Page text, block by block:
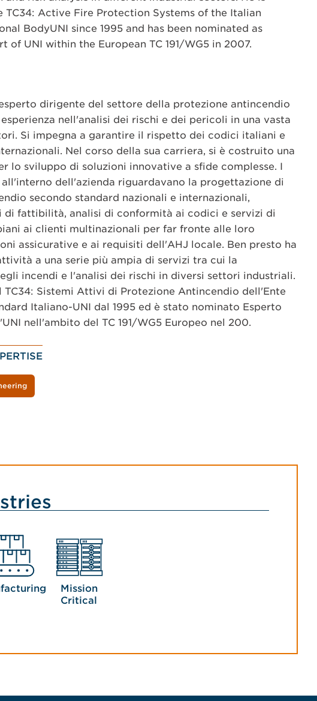
TC34: Active Fire Protection Systems of the Italian
BodyUNI since 1995 and has been nominated as
of UNI within the European TC 191/WG5 in 2007.
dirigente del settore della protezione antincendio
nell'analisi dei rischi e dei pericoli in una vasta
Si impegna a garantire il rispetto dei codici italiani e
Nel corso della sua carriera, si è costruito una
lo sviluppo di soluzioni innovative a sfide complesse. I
dell'azienda riguardavano la progettazione di
secondo standard nazionali e internazionali,
di fattibilità, analisi di conformità ai codici e servizi di
ai clienti multinazionali per far fronte alle loro
assicurative e ai requisiti dell'AHJ locale. Ben presto ha
a una serie più ampia di servizi tra cui la
incendi e l'analisi dei rischi in diversi settori industriali.
TC34: Sistemi Attivi di Protezione Antincendio dell'Ente
Italiano-UNI dal 1995 ed è stato nominato Esperto
nell'ambito del TC 191/WG5 Europeo nel 200.
Mission
Critical